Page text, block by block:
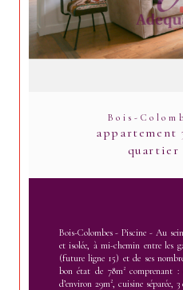
Bois-
appartement
quartier
Bois-Colombes - Piscine - Au
et isolée, à mi-chemin entre les
(future ligne 15) et de ses
bon état de 78m² comprenant
d’environ 29m², cuisine séparée,